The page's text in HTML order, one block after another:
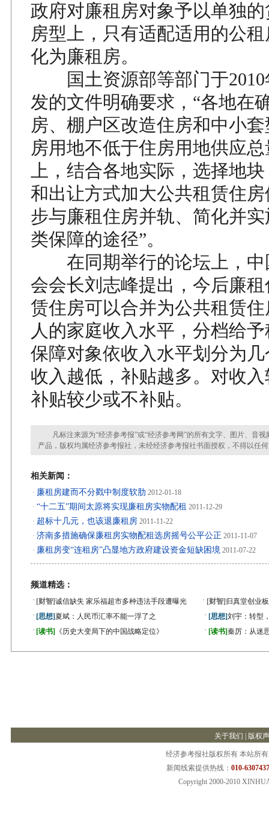
政府对廉租房对象予以单独
房型上，只有适配适用的公
化为廉租房。
国土资源部等部门于2010
发的文件明确要求，“各地在
房、棚户区改造住房和中小
房用地不低于住房用地供应
上，结合各地实际，选择地
和出让方式加大公共租赁住
步与廉租住房并轨、简化并
类保障的途径”。
在同期举行的论坛上，中
会会长刘志峰提出，今后廉
赁住房可以合并为公共租赁
人的家庭收入水平，分档给
保障对象依收入水平划分为
收入越低，补贴越多。对收
补贴较少或不补贴。
凡标注来源为“经济参考报”或“经济参考网”的所有文字、图片、音视
产品，版权均属经济参考报社，未经经济参考报社书面授权，不得以任
相关新闻：
· 廉租房建而不分戳中制度软肋 2012-01-18
· “十二五”期间太原将实现廉租房实物配租 2011-12-29
· 超标十几元，也该退廉租房 2011-11-22
· 济南多措施确保廉租房实物配租选房摇号公平公正 2011-11-07
· 廉租房变“连租房”凸显地方政府建设资金短缺困境 2011-07-22
频道精选：
· [财智]诚信缺失 家乐福超市多种违法手段遭曝光 · [财智] 归真堂创业
· [思想]夏斌：人民币汇率不能一浮了之 · [思想]刘宇：转型
· [读书] 《历史大变局下的中国战略定位》 · [读书]秦厉：从迷
关于我们 版权
经济参考报社版权所有 本站所
新闻线索提供热线： 010-
Copyright 2000-2010